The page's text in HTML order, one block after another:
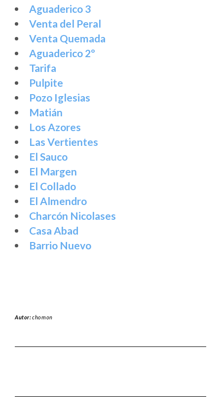
Aguaderico 3
Venta del Peral
Venta Quemada
Aguaderico 2º
Tarifa
Pulpite
Pozo Iglesias
Matián
Los Azores
Las Vertientes
El Sauco
El Margen
El Collado
El Almendro
Charcón Nicolases
Casa Abad
Barrio Nuevo
Autor:chomon